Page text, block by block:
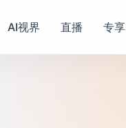
AI视界 直播 专享